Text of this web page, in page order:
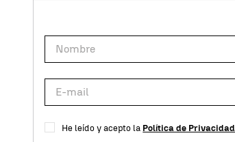
He leído y acepto la Política de Privacidad